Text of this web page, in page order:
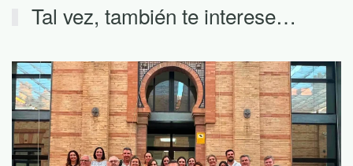
Tal vez, también te interese…